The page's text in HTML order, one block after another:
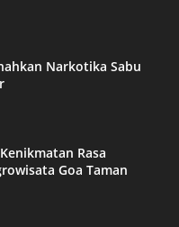
Narkotika Sabu
Rasa
Goa Taman